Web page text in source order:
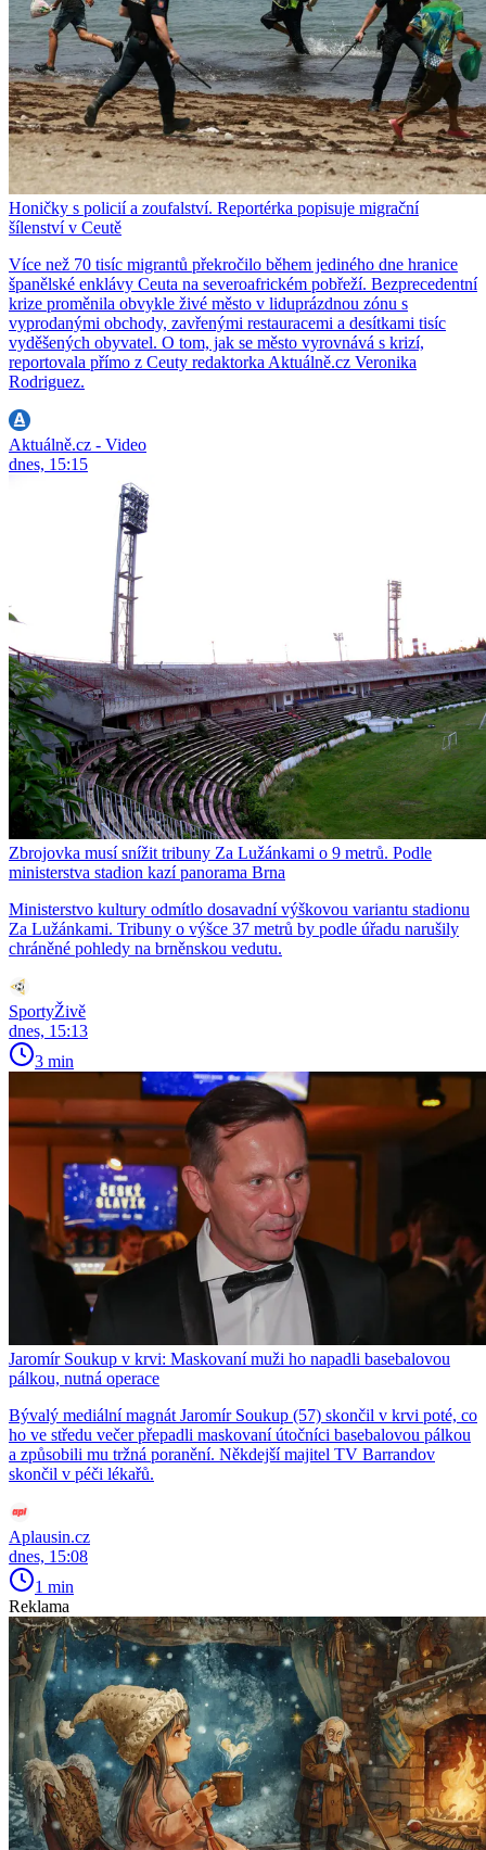
Honičky s policií a zoufalství. Reportérka popisuje migrační
šílenství v Ceutě
Více než 70 tisíc migrantů překročilo během jediného dne hranice
španělské enklávy Ceuta na severoafrickém pobřeží. Bezprecedentní
krize proměnila obvykle živé město v liduprázdnou zónu s
vyprodanými obchody, zavřenými restauracemi a desítkami tisíc
vyděšených obyvatel. O tom, jak se město vyrovnává s krizí,
reportovala přímo z Ceuty redaktorka Aktuálně.cz Veronika
Rodriguez.
Aktuálně.cz - Video
dnes, 15:15
Zbrojovka musí snížit tribuny Za Lužánkami o 9 metrů. Podle
ministerstva stadion kazí panorama Brna
Ministerstvo kultury odmítlo dosavadní výškovou variantu stadionu
Za Lužánkami. Tribuny o výšce 37 metrů by podle úřadu narušily
chráněné pohledy na brněnskou vedutu.
SportyŽivě
dnes, 15:13
3 min
Jaromír Soukup v krvi: Maskovaní muži ho napadli basebalovou
pálkou, nutná operace
Bývalý mediální magnát Jaromír Soukup (57) skončil v krvi poté, co
ho ve středu večer přepadli maskovaní útočníci basebalovou pálkou
a způsobili mu tržná poranění. Někdejší majitel TV Barrandov
skončil v péči lékařů.
Aplausin.cz
dnes, 15:08
1 min
Reklama